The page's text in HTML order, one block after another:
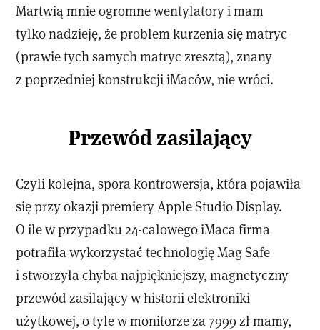
Martwią mnie ogromne wentylatory i mam
tylko nadzieję, że problem kurzenia się matryc
(prawie tych samych matryc zresztą), znany
z poprzedniej konstrukcji iMaców, nie wróci.
Przewód zasilający
Czyli kolejna, spora kontrowersja, która pojawiła
się przy okazji premiery Apple Studio Display.
O ile w przypadku 24-calowego iMaca firma
potrafiła wykorzystać technologię Mag Safe
i stworzyła chyba najpiękniejszy, magnetyczny
przewód zasilający w historii elektroniki
użytkowej, o tyle w monitorze za 7999 zł mamy,